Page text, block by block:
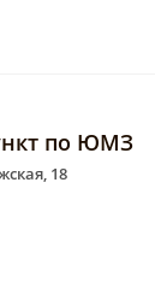
по ЮМЗ
18